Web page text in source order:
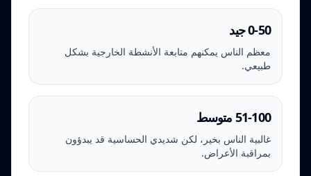
0-50 جيد
معظم الناس يمكنهم متابعة الأنشطة الخارجية بشكل
طبيعي.
51-100 متوسط
غالبية الناس بخير، لكن شديدي الحساسية قد يبدؤون
بمراقبة الأعراض.